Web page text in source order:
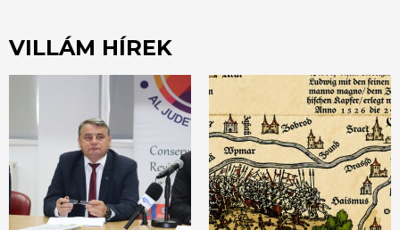
VILLÁM HÍREK